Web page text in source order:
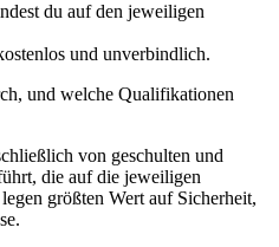
du auf den jeweiligen
und unverbindlich.
und welche Qualifikationen
von geschulten und
die auf die jeweiligen
größten Wert auf Sicherheit,